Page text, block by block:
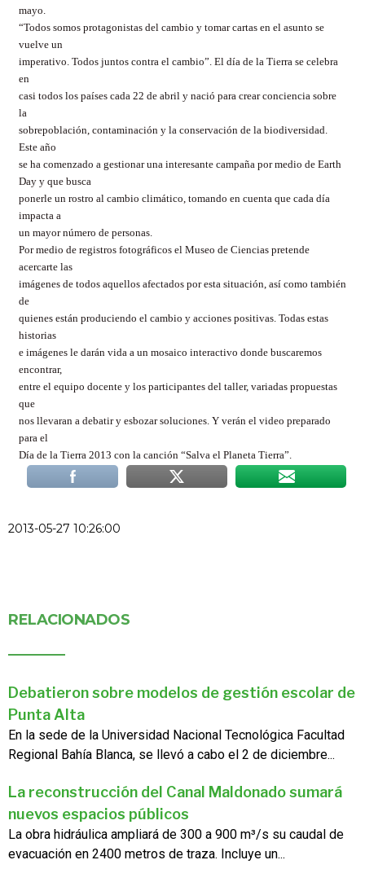
mayo.
“Todos somos protagonistas del cambio y tomar cartas en el asunto se
vuelve un
imperativo. Todos juntos contra el cambio”. El día de la Tierra se celebra
en
casi todos los países cada 22 de abril y nació para crear conciencia sobre
la
sobrepoblación, contaminación y la conservación de la biodiversidad.
Este año
se ha comenzado a gestionar una interesante campaña por medio de Earth
Day y que busca
ponerle un rostro al cambio climático, tomando en cuenta que cada día
impacta a
un mayor número de personas.
Por medio de registros fotográficos el Museo de Ciencias pretende
acercarte las
imágenes de todos aquellos afectados por esta situación, así como también
de
quienes están produciendo el cambio y acciones positivas. Todas estas
historias
e imágenes le darán vida a un mosaico interactivo donde buscaremos
encontrar,
entre el equipo docente y los participantes del taller, variadas propuestas
que
nos llevaran a debatir y esbozar soluciones. Y verán el video preparado
para el
Día de la Tierra 2013 con la canción “Salva el Planeta Tierra”.
2013-05-27 10:26:00
RELACIONADOS
Debatieron sobre modelos de gestión escolar de
Punta Alta
En la sede de la Universidad Nacional Tecnológica Facultad
Regional Bahía Blanca, se llevó a cabo el 2 de diciembre...
La reconstrucción del Canal Maldonado sumará
nuevos espacios públicos
La obra hidráulica ampliará de 300 a 900 m³/s su caudal de
evacuación en 2400 metros de traza. Incluye un...